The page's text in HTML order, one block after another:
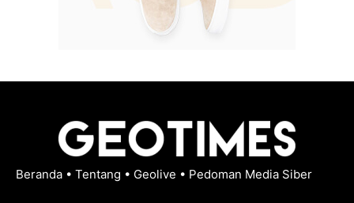
Beranda • Tentang • Geolive • Pedoman Media Siber